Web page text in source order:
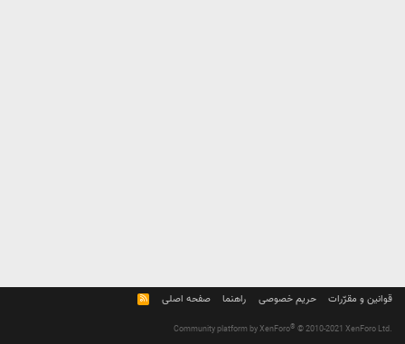
قوانین و مقرّرات حریم خصوصی راهنما صفحه اصلی
R
S
Community platform by XenForo® © 2010-2021 XenForo Ltd.